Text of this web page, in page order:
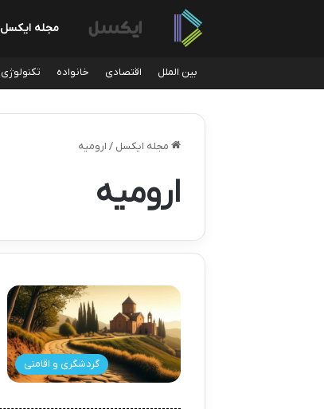
مجله ایکسل
بین الملل اقتصادی خانواده تکنولوژی
مجله ایکسل / ارومیه
ارومیه
گردشگری و اقامتی